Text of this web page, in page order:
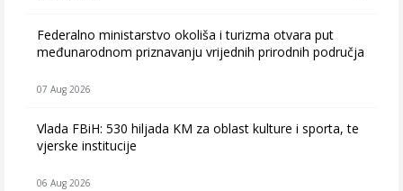
Federalno ministarstvo okoliša i turizma otvara put
međunarodnom priznavanju vrijednih prirodnih područja
07 Aug 2026
Vlada FBiH: 530 hiljada KM za oblast kulture i sporta, te
vjerske institucije
06 Aug 2026